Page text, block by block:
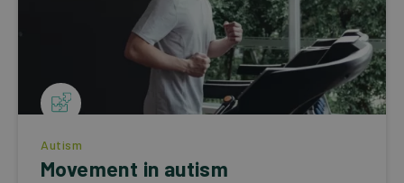
Autism
Movement in autism